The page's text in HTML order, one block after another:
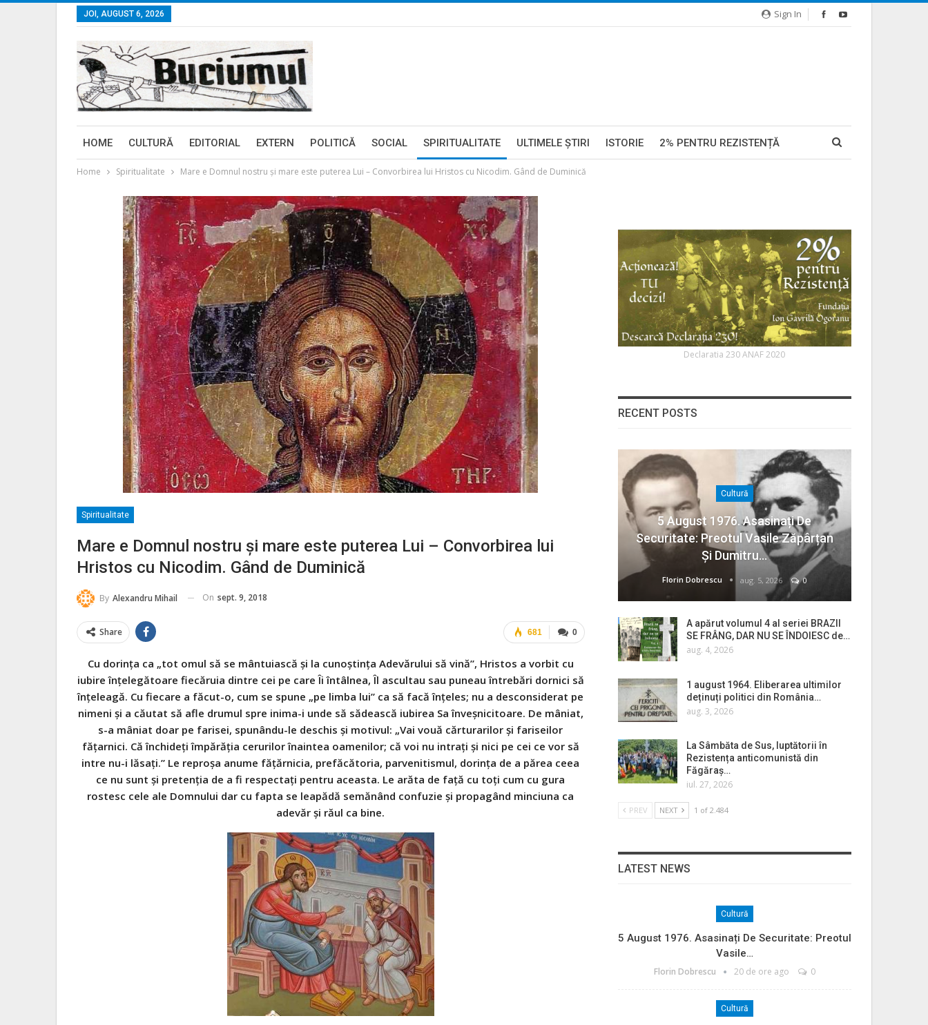
Sign In
JOI, AUGUST 6, 2026
HOME CULTURĂ EDITORIAL EXTERN POLITICĂ SOCIAL SPIRITUALITATE ULTIMELE ŞTIRI ISTORIE 2% PENTRU REZISTENȚĂ
Home Spiritualitate Mare e Domnul nostru şi mare este puterea Lui – Convorbirea lui Hristos cu Nicodim. Gând de Duminică
Spiritualitate
Mare e Domnul nostru şi mare este puterea Lui – Convorbirea lui
Hristos cu Nicodim. Gând de Duminică
By Alexandru Mihail On sept. 9, 2018
0
681
Share
Cu dorinţa ca „tot omul să se mântuiască şi la cunoştinţa Adevărului să vină”, Hristos a vorbit cu
iubire înţelegătoare fiecăruia dintre cei pe care Îi întâlnea, Îl ascultau sau puneau întrebări dornici să
înţeleagă. Cu fiecare a făcut-o, cum se spune „pe limba lui” ca să facă înţeles; nu a desconsiderat pe
nimeni şi a căutat să afle drumul spre inima-i unde să sădească iubirea Sa înveșnicitoare. De mâniat,
s-a mâniat doar pe farisei, spunându-le deschis şi motivul: „Vai vouă cărturarilor şi fariseilor
făţarnici. Că închideţi împărăţia cerurilor înaintea oamenilor; că voi nu intraţi şi nici pe cei ce vor să
intre nu-i lăsaţi.” Le reproşa anume făţărnicia, prefăcătoria, parvenitismul, dorinţa de a părea ceea
ce nu sunt şi pretenţia de a fi respectaţi pentru aceasta. Le arăta de faţă cu toţi cum cu gura
rostesc cele ale Domnului dar cu fapta se leapădă semănând confuzie şi propagând minciuna ca
adevăr şi răul ca bine.
Declaratia 230 ANAF 2020
RECENT POSTS
Cultură
5 August 1976. Asasinați De
Securitate: Preotul Vasile Zăpârțan
Și Dumitru…
Florin Dobrescu aug. 5, 2026 0
A apărut volumul 4 al seriei BRAZII
SE FRÂNG, DAR NU SE ÎNDOIESC de…
aug. 4, 2026
1 august 1964. Eliberarea ultimilor
deținuți politici din România…
aug. 3, 2026
La Sâmbăta de Sus, luptătorii în
Rezistența anticomunistă din
Făgăraș…
iul. 27, 2026
PREV NEXT 1 of 2.484
LATEST NEWS
Cultură
5 August 1976. Asasinați De Securitate: Preotul
Vasile…
Florin Dobrescu 20 de ore ago 0
Cultură